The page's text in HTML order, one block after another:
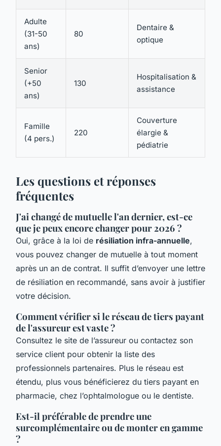
Adulte
(31-50
ans)
80
Dentaire &
optique
Senior
(+50
ans)
130
Hospitalisation &
assistance
Famille
(4 pers.)
220
Couverture
élargie &
pédiatrie
Les questions et réponses
fréquentes
J'ai changé de mutuelle l'an dernier, est-ce
que je peux encore changer pour 2026 ?
Oui, grâce à la loi de résiliation infra-annuelle,
vous pouvez changer de mutuelle à tout moment
après un an de contrat. Il suffit d’envoyer une lettre
de résiliation en recommandé, sans avoir à justifier
votre décision.
Comment vérifier si le réseau de tiers payant
de l'assureur est vaste ?
Consultez le site de l’assureur ou contactez son
service client pour obtenir la liste des
professionnels partenaires. Plus le réseau est
étendu, plus vous bénéficierez du tiers payant en
pharmacie, chez l’ophtalmologue ou le dentiste.
Est-il préférable de prendre une
surcomplémentaire ou de monter en gamme
?